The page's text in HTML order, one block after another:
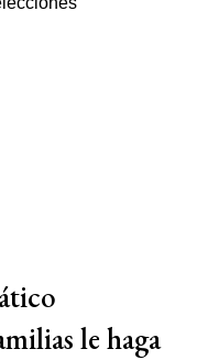
le haga